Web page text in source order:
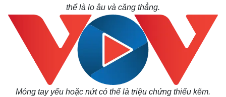
thể là lo âu và căng thẳng.
Móng tay yếu hoặc nứt có thể là triệu chứng thiếu kẽm.